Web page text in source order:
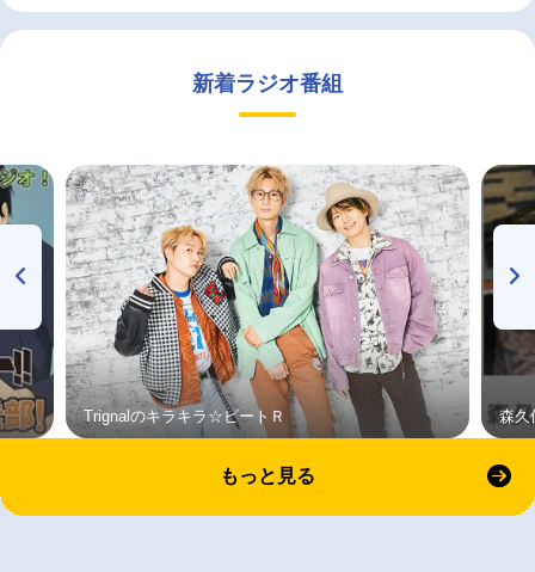
新着ラジオ番組
Trignalのキラキラ☆ビートＲ 森久
もっと見る